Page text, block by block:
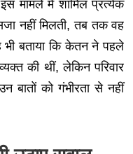
मामले में शामिल प्रत्येक
नहीं मिलती, तब तक वह
भी बताया कि केतन ने पहले
की थीं, लेकिन परिवार
बातों को गंभीरता से नहीं